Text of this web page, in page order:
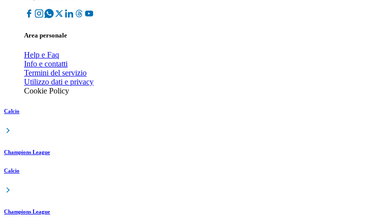
Area personale
Help e Faq
Info e contatti
Termini del servizio
Utilizzo dati e privacy
Cookie Policy
Calcio
Champions League
Calcio
Champions League